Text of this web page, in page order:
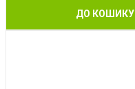
ДО КОШИКУ